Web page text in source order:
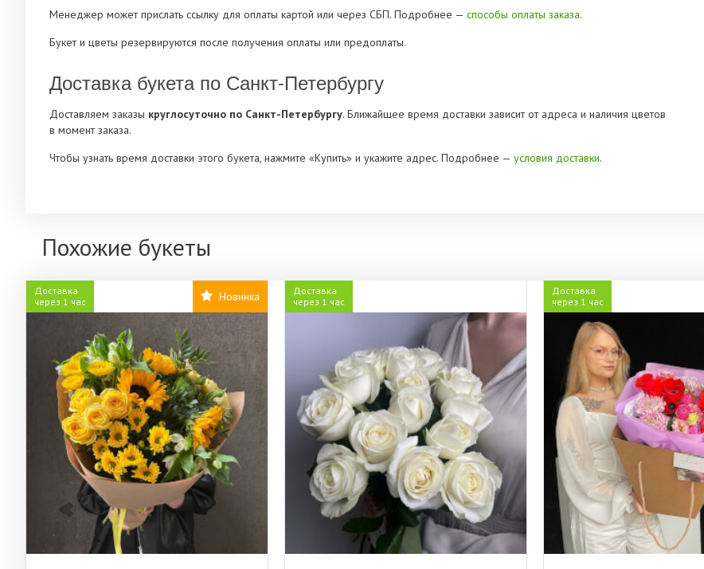
Менеджер может прислать ссылку для оплаты картой или через СБП. Подробнее — способы оплаты заказа.
Букет и цветы резервируются после получения оплаты или предоплаты.
Доставка букета по Санкт-Петербургу
Доставляем заказы круглосуточно по Санкт-Петербургу. Ближайшее время доставки зависит от адреса и наличия цветов
в момент заказа.
Чтобы узнать время доставки этого букета, нажмите «Купить» и укажите адрес. Подробнее — условия доставки.
Похожие букеты
Доставка
через 1 час
Новинка
Доставка
через 1 час
Доставка
через 1 час